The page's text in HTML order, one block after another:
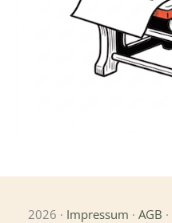
2026 · Impressum · AGB ·